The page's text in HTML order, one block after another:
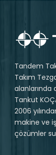
Tandem
Takım
alanlarında
Tankut
2006
makine ve
çözümler